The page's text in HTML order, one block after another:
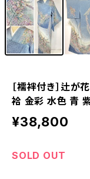
［襦袢付き］辻
袷 金彩 水色 青
¥38,800
SOLD OUT